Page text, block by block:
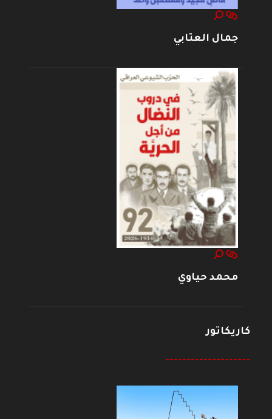
جمال العتابي
محمد حياوي
كاريكاتور
--------------------